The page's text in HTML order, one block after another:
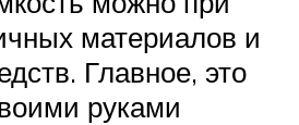
материалов и
Главное, это
руками